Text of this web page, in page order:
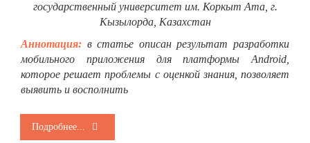
государственный университет им. Коркыт Ата, г.
Кызылорда, Казахстан
Аннотация: в статье описан результат разработки
мобильного приложения для платформы Android,
которое решает проблемы с оценкой знания, позволяет
выявить и восполнить
Подробнее...